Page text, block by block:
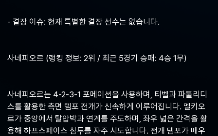
- 결장 이슈: 현재 특별한 결장 선수는 없습니다.
사네피오르 (랭킹 정보: 2위 / 최근 5경기 승패: 4승 1무)
사네피오르는 4-2-3-1 포메이션을 사용하며, 티벨과 파툴리디
스를 활용한 측면 템포 전개가 신속하게 이루어집니다. 멜키오
르가 중앙에서 탈압박과 연계를 주도하며, 좌우 넓은 간격을 활
용해 하프스페이스 침투를 자주 시도합니다. 전개 템포가 매우